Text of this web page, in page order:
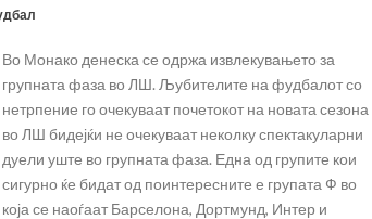
Во Монако денеска се одржа извлекувањето за
групната фаза во ЛШ. Љубителите на фудбалот со
нетрпение го очекуваат почетокот на новата сезона
во ЛШ бидејќи не очекуваат неколку спектакуларни
дуели уште во групната фаза. Една од групите кои
сигурно ќе бидат од поинтересните е групата Ф во
која се наоѓаат Барселона, Дортмунд, Интер и